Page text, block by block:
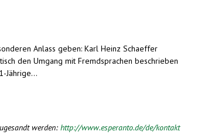
Anlass geben: Karl Heinz Schaeffer
den Umgang mit Fremdsprachen beschrieben
Jährige…
werden: http://www.esperanto.de/de/kontakt